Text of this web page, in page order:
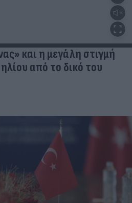
και η μεγάλη στιγμή
από το δικό του